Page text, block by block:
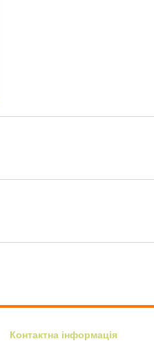
Контактна інформація